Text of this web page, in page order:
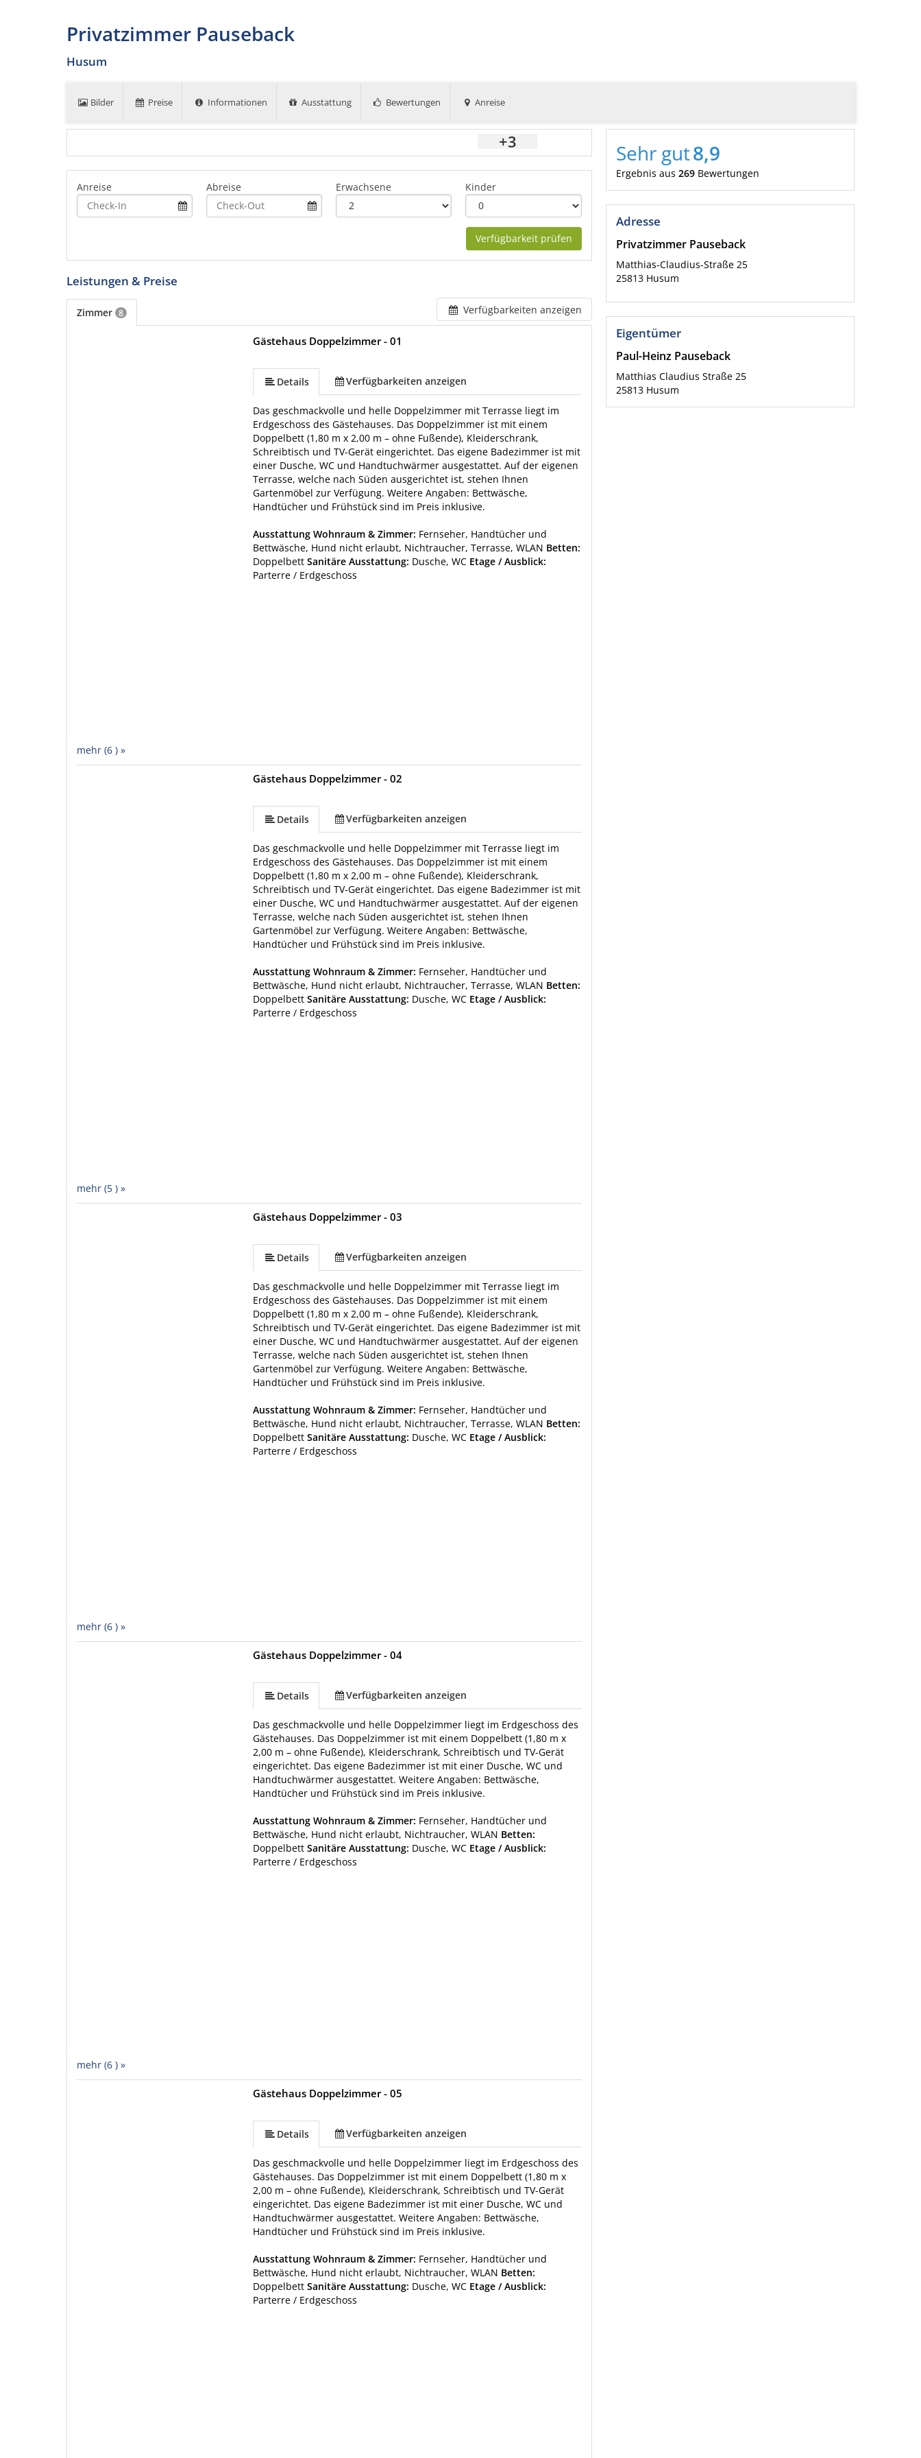
Privatzimmer Pauseback
Husum
Bilder Preise Informationen Ausstattung Bewertungen Anreise
+3
Anreise Abreise Erwachsene Kinder
Verfügbarkeit prüfen
Verfügbarkeiten anzeigen
Leistungen & Preise
Zimmer 8
mehr (6 ) »
Gästehaus Doppelzimmer - 01
Details Verfügbarkeiten anzeigen
Das geschmackvolle und helle Doppelzimmer mit Terrasse liegt im
Erdgeschoss des Gästehauses. Das Doppelzimmer ist mit einem
Doppelbett (1,80 m x 2,00 m – ohne Fußende), Kleiderschrank,
Schreibtisch und TV-Gerät eingerichtet. Das eigene Badezimmer ist mit
einer Dusche, WC und Handtuchwärmer ausgestattet. Auf der eigenen
Terrasse, welche nach Süden ausgerichtet ist, stehen Ihnen
Gartenmöbel zur Verfügung. Weitere Angaben: Bettwäsche,
Handtücher und Frühstück sind im Preis inklusive.
Ausstattung Wohnraum & Zimmer: Fernseher, Handtücher und
Bettwäsche, Hund nicht erlaubt, Nichtraucher, Terrasse, WLAN Betten:
Doppelbett Sanitäre Ausstattung: Dusche, WC Etage / Ausblick:
Parterre / Erdgeschoss
mehr (5 ) »
Gästehaus Doppelzimmer - 02
Details Verfügbarkeiten anzeigen
Das geschmackvolle und helle Doppelzimmer mit Terrasse liegt im
Erdgeschoss des Gästehauses. Das Doppelzimmer ist mit einem
Doppelbett (1,80 m x 2,00 m – ohne Fußende), Kleiderschrank,
Schreibtisch und TV-Gerät eingerichtet. Das eigene Badezimmer ist mit
einer Dusche, WC und Handtuchwärmer ausgestattet. Auf der eigenen
Terrasse, welche nach Süden ausgerichtet ist, stehen Ihnen
Gartenmöbel zur Verfügung. Weitere Angaben: Bettwäsche,
Handtücher und Frühstück sind im Preis inklusive.
Ausstattung Wohnraum & Zimmer: Fernseher, Handtücher und
Bettwäsche, Hund nicht erlaubt, Nichtraucher, Terrasse, WLAN Betten:
Doppelbett Sanitäre Ausstattung: Dusche, WC Etage / Ausblick:
Parterre / Erdgeschoss
mehr (6 ) »
Gästehaus Doppelzimmer - 03
Details Verfügbarkeiten anzeigen
Das geschmackvolle und helle Doppelzimmer mit Terrasse liegt im
Erdgeschoss des Gästehauses. Das Doppelzimmer ist mit einem
Doppelbett (1,80 m x 2,00 m – ohne Fußende), Kleiderschrank,
Schreibtisch und TV-Gerät eingerichtet. Das eigene Badezimmer ist mit
einer Dusche, WC und Handtuchwärmer ausgestattet. Auf der eigenen
Terrasse, welche nach Süden ausgerichtet ist, stehen Ihnen
Gartenmöbel zur Verfügung. Weitere Angaben: Bettwäsche,
Handtücher und Frühstück sind im Preis inklusive.
Ausstattung Wohnraum & Zimmer: Fernseher, Handtücher und
Bettwäsche, Hund nicht erlaubt, Nichtraucher, Terrasse, WLAN Betten:
Doppelbett Sanitäre Ausstattung: Dusche, WC Etage / Ausblick:
Parterre / Erdgeschoss
mehr (6 ) »
Gästehaus Doppelzimmer - 04
Details Verfügbarkeiten anzeigen
Das geschmackvolle und helle Doppelzimmer liegt im Erdgeschoss des
Gästehauses. Das Doppelzimmer ist mit einem Doppelbett (1,80 m x
2,00 m – ohne Fußende), Kleiderschrank, Schreibtisch und TV-Gerät
eingerichtet. Das eigene Badezimmer ist mit einer Dusche, WC und
Handtuchwärmer ausgestattet. Weitere Angaben: Bettwäsche,
Handtücher und Frühstück sind im Preis inklusive.
Ausstattung Wohnraum & Zimmer: Fernseher, Handtücher und
Bettwäsche, Hund nicht erlaubt, Nichtraucher, WLAN Betten:
Doppelbett Sanitäre Ausstattung: Dusche, WC Etage / Ausblick:
Parterre / Erdgeschoss
Gästehaus Doppelzimmer - 05
Details Verfügbarkeiten anzeigen
Das geschmackvolle und helle Doppelzimmer liegt im Erdgeschoss des
Gästehauses. Das Doppelzimmer ist mit einem Doppelbett (1,80 m x
2,00 m – ohne Fußende), Kleiderschrank, Schreibtisch und TV-Gerät
eingerichtet. Das eigene Badezimmer ist mit einer Dusche, WC und
Handtuchwärmer ausgestattet. Weitere Angaben: Bettwäsche,
Handtücher und Frühstück sind im Preis inklusive.
Ausstattung Wohnraum & Zimmer: Fernseher, Handtücher und
Bettwäsche, Hund nicht erlaubt, Nichtraucher, WLAN Betten:
Doppelbett Sanitäre Ausstattung: Dusche, WC Etage / Ausblick:
Parterre / Erdgeschoss
Sehr gut8,9
Ergebnis aus 269 Bewertungen
Adresse
Privatzimmer Pauseback
Matthias-Claudius-Straße 25
25813 Husum
Eigentümer
Paul-Heinz Pauseback
Matthias Claudius Straße 25
25813 Husum